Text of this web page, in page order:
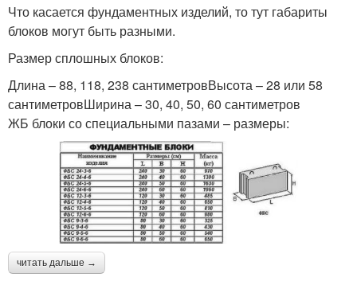
Что касается фундаментных изделий, то тут габариты
блоков могут быть разными.
Размер сплошных блоков:
Длина – 88, 118, 238 сантиметровВысота – 28 или 58
сантиметровШирина – 30, 40, 50, 60 сантиметров
ЖБ блоки со специальными пазами – размеры:
читать дальше →